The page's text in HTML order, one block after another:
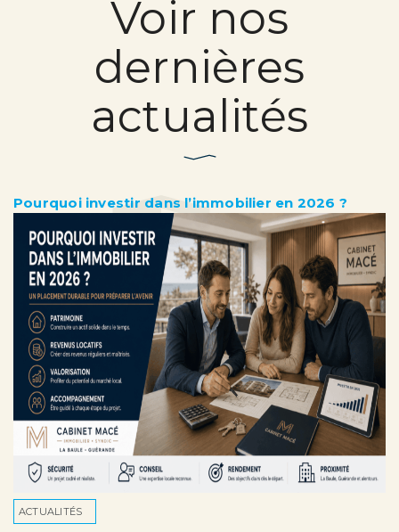
Voir nos
dernières
actualités
Pourquoi investir dans l’immobilier en 2026 ?
ACTUALITÉS